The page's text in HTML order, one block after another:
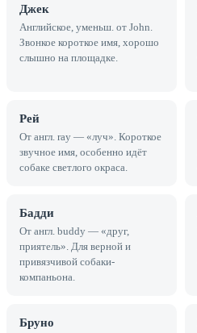
Джек
Английское, уменьш. от John.
Звонкое короткое имя, хорошо
слышно на площадке.
Рей
От англ. ray — «луч». Короткое
звучное имя, особенно идёт
собаке светлого окраса.
Бадди
От англ. buddy — «друг,
приятель». Для верной и
привязчивой собаки-
компаньона.
Бруно